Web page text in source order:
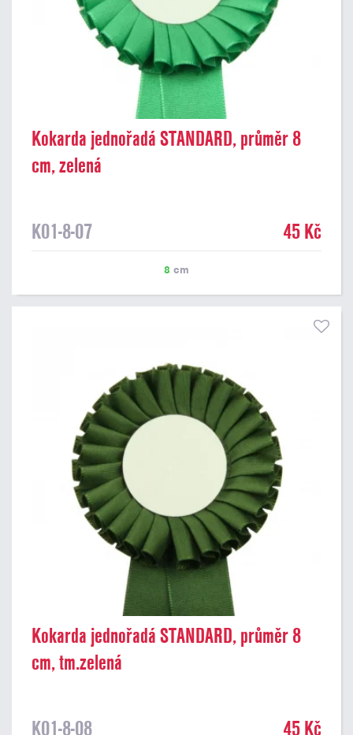
Kokarda jednořadá STANDARD, průměr 8
cm, zelená
K01-8-07 45 Kč
8 cm
Kokarda jednořadá STANDARD, průměr 8
cm, tm.zelená
K01-8-08 45 Kč